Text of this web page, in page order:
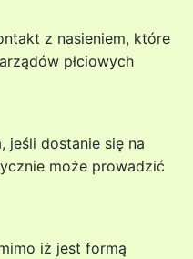
z nasieniem, które
płciowych
jeśli dostanie się na
może prowadzić
iż jest formą